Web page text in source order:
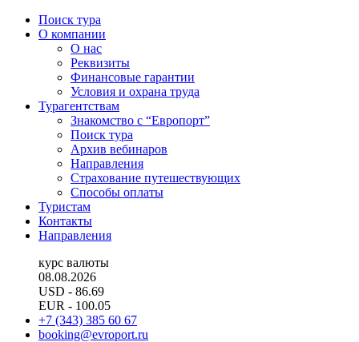
Поиск тура
О компании
О нас
Реквизиты
Финансовые гарантии
Условия и охрана труда
Турагентствам
Знакомство с “Европорт”
Поиск тура
Архив вебинаров
Направления
Страхование путешествующих
Способы оплаты
Туристам
Контакты
Направления
курс валюты
08.08.2026
USD - 86.69
EUR - 100.05
+7 (343) 385 60 67
booking@evroport.ru